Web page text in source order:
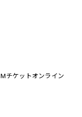
Mチケットオンライン